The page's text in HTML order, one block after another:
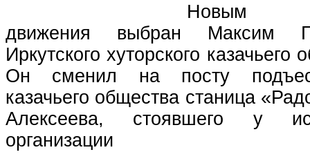
Новым
движения выбран Максим
Иркутского хуторского
Он сменил на посту
казачьего общества станица
Алексеева, стоявшего у
организации